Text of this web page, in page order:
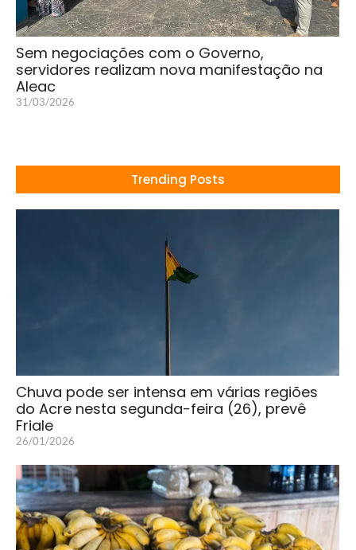
Sem negociações com o Governo,
servidores realizam nova manifestação na
Aleac
31/03/2026
Trending Posts
Chuva pode ser intensa em várias regiões
do Acre nesta segunda-feira (26), prevê
Friale
26/01/2026